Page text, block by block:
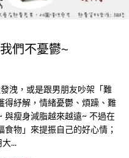
們不憂鬱~
洩，或是跟男朋友吵架「難
得紓解，情緒憂鬱、煩躁、難
與瘦身減脂越來越遠~ 不過在
物」來提振自己的好心情；
...